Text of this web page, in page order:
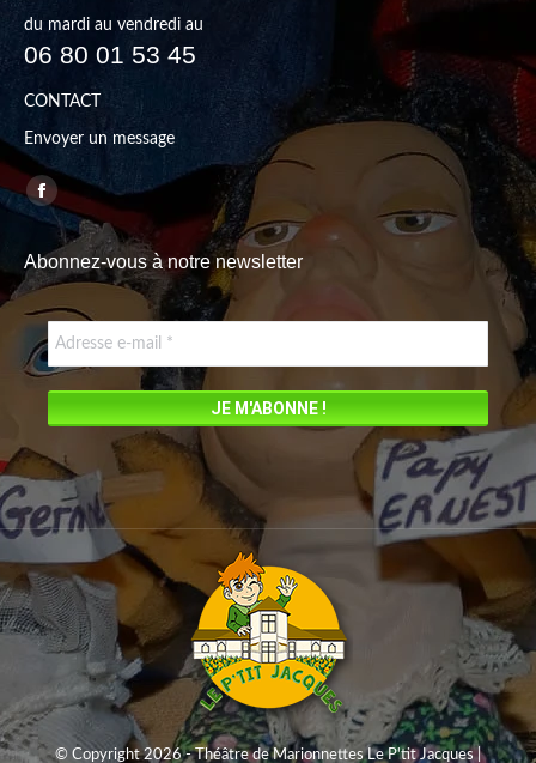
du mardi au vendredi au
06 80 01 53 45
CONTACT
Envoyer un message
Trouvez nous sur :
Facebook
page
opens
new
window
Abonnez-vous à notre newsletter
© Copyright 2026 - Théâtre de Marionnettes Le P'tit Jacques |